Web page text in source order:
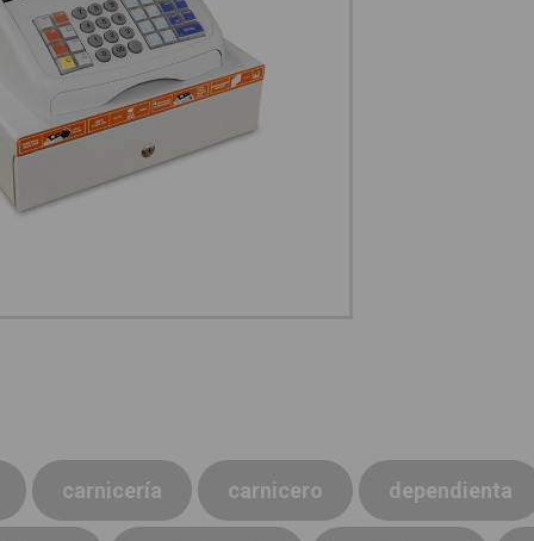
carnicería carnicero dependienta